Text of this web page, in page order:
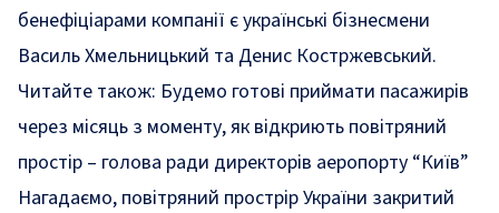
бенефіціарами компанії є українські бізнесмени
Василь Хмельницький та Денис Костржевський.
Читайте також: Будемо готові приймати пасажирів
через місяць з моменту, як відкриють повітряний
простір – голова ради директорів аеропорту “Київ”
Нагадаємо, повітряний прострір України закритий